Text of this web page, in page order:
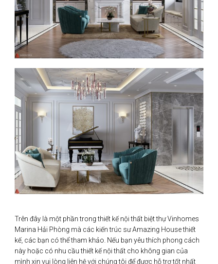
Trên đây là một phần trong thiết kế nội thất biệt thự Vinhomes
Marina Hải Phòng mà các kiến trúc sư Amazing House thiết
kế, các bạn có thể tham khảo. Nếu bạn yêu thích phong cách
này hoặc có nhu cầu thiết kế nội thất cho không gian của
mình xin vui lòng liên hệ với chúng tôi để được hỗ trợ tốt nhất